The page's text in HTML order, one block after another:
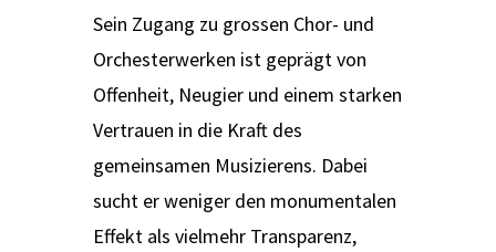
Sein Zugang zu grossen Chor- und
Orchesterwerken ist geprägt von
Offenheit, Neugier und einem starken
Vertrauen in die Kraft des
gemeinsamen Musizierens. Dabei
sucht er weniger den monumentalen
Effekt als vielmehr Transparenz,